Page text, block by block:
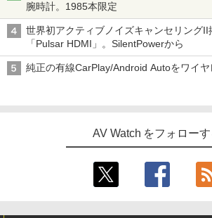
腕時計。1985本限定
世界初アクティブノイズキャンセリングII
「Pulsar HDMI」。SilentPowerから
純正の有線CarPlay/Android Autoをワイヤ
AV Watch をフォローす